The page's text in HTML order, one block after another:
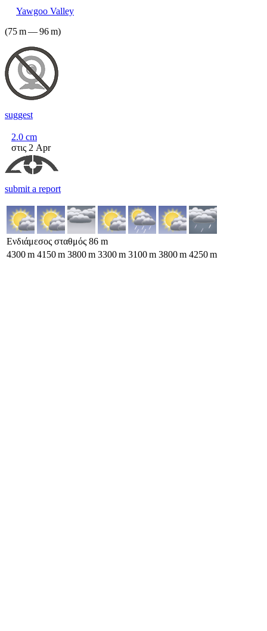
Yawgoo Valley
(75m—96m)
suggest
2.0 cm
στις 2 Apr
submit a report
Ενδιάμεσος σταθμός 86 m
4300m 4150m 3800m 3300m 3100m 3800m 4250m